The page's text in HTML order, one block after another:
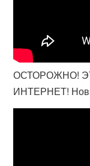
ОСТОРОЖНО!
ИНТЕРНЕТ!